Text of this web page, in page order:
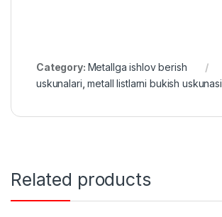
Category: Metallga ishlov berish
uskunalari ,metall listlarni bukish uskunasi
Related products